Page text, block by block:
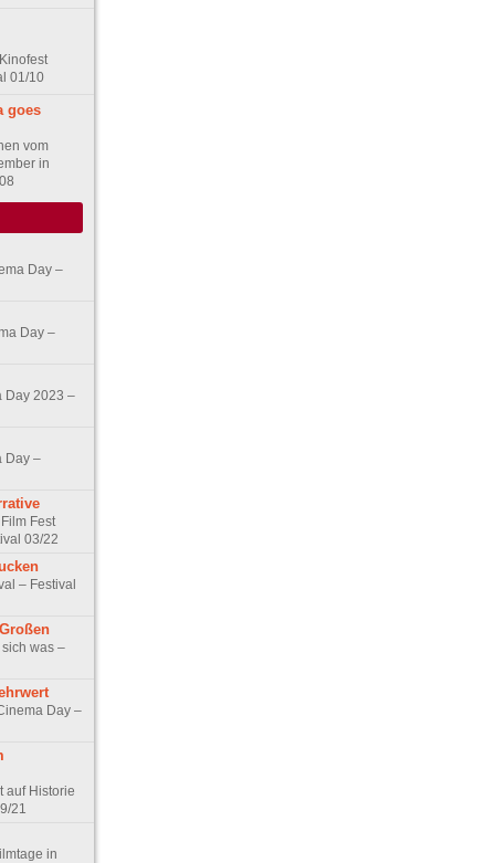
01/10
goes
vom
in
Day –
Day –
Day 2023 –
Day –
Fest
03/22
– Festival
sich was –
Day –
auf Historie
21
in